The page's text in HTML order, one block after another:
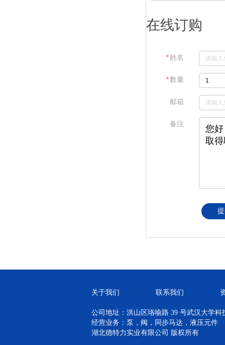
在线订购
＊姓名
＊数量
邮箱
备注
关于我们 联系我们
公司地址：洪山区珞喻路 39 号武汉大学科
经营业务：泵，阀，同步马达，液压元件
湖北德特力实业有限公司 版权所有